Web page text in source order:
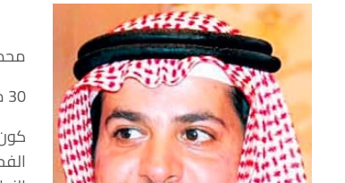
30 مايو 2022